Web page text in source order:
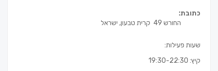
כתובת:
החורש 49 קרית טבעון, ישראל
שעות פעילות:
קיץ: 19:30-22:30